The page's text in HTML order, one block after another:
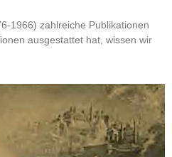
1966) zahlreiche Publikationen
ausgestattet hat, wissen wir